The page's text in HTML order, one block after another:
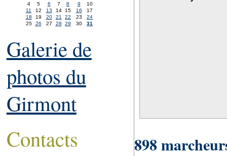
898
4
5 6 7 8 9
10
11
12 13 14 15 16
17
18
19 20 21 22 23
24
25
26 27 28 29 30 31
Galerie de
photos du
Girmont
Contacts